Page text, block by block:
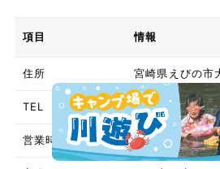
項目 情報
住所 宮崎県えびの
TEL 0984-
営業時間 11:00